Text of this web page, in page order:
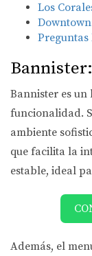
Los
Preguntas
Bannister es
funcionalidad.
ambiente
que facilita la
estable, ideal
Además, el